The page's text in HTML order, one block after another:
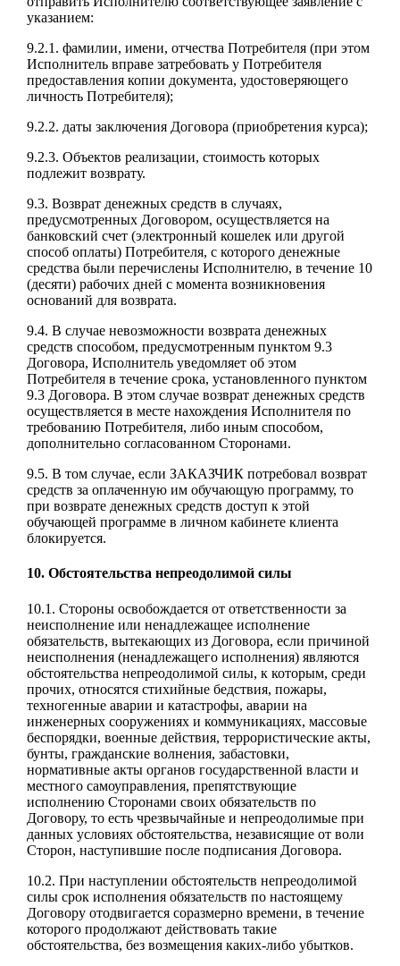
указанием:
9.2.1. фамилии, имени, отчества Потребителя (при этом
Исполнитель вправе затребовать у Потребителя
предоставления копии документа, удостоверяющего
личность Потребителя);
9.2.2. даты заключения Договора (приобретения курса);
9.2.3. Объектов реализации, стоимость которых
подлежит возврату.
9.3. Возврат денежных средств в случаях,
предусмотренных Договором, осуществляется на
банковский счет (электронный кошелек или другой
способ оплаты) Потребителя, с которого денежные
средства были перечислены Исполнителю, в течение 10
(десяти) рабочих дней с момента возникновения
оснований для возврата.
9.4. В случае невозможности возврата денежных
средств способом, предусмотренным пунктом 9.3
Договора, Исполнитель уведомляет об этом
Потребителя в течение срока, установленного пунктом
9.3 Договора. В этом случае возврат денежных средств
осуществляется в месте нахождения Исполнителя по
требованию Потребителя, либо иным способом,
дополнительно согласованном Сторонами.
9.5. В том случае, если ЗАКАЗЧИК потребовал возврат
средств за оплаченную им обучающую программу, то
при возврате денежных средств доступ к этой
обучающей программе в личном кабинете клиента
блокируется.
10. Обстоятельства непреодолимой силы
10.1. Стороны освобождается от ответственности за
неисполнение или ненадлежащее исполнение
обязательств, вытекающих из Договора, если причиной
неисполнения (ненадлежащего исполнения) являются
обстоятельства непреодолимой силы, к которым, среди
прочих, относятся стихийные бедствия, пожары,
техногенные аварии и катастрофы, аварии на
инженерных сооружениях и коммуникациях, массовые
беспорядки, военные действия, террористические акты,
бунты, гражданские волнения, забастовки,
нормативные акты органов государственной власти и
местного самоуправления, препятствующие
исполнению Сторонами своих обязательств по
Договору, то есть чрезвычайные и непреодолимые при
данных условиях обстоятельства, независящие от воли
Сторон, наступившие после подписания Договора.
10.2. При наступлении обстоятельств непреодолимой
силы срок исполнения обязательств по настоящему
Договору отодвигается соразмерно времени, в течение
которого продолжают действовать такие
обстоятельства, без возмещения каких-либо убытков.